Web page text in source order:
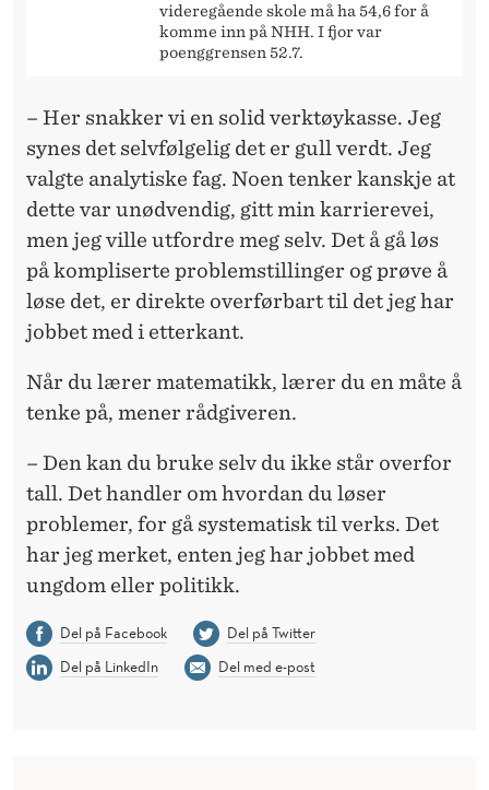
videregående skole må ha 54,6 for å
komme inn på NHH. I fjor var
poenggrensen 52.7.
– Her snakker vi en solid verktøykasse. Jeg
synes det selvfølgelig det er gull verdt. Jeg
valgte analytiske fag. Noen tenker kanskje at
dette var unødvendig, gitt min karrierevei,
men jeg ville utfordre meg selv. Det å gå løs
på kompliserte problemstillinger og prøve å
løse det, er direkte overførbart til det jeg har
jobbet med i etterkant.
Når du lærer matematikk, lærer du en måte å
tenke på, mener rådgiveren.
– Den kan du bruke selv du ikke står overfor
tall. Det handler om hvordan du løser
problemer, for gå systematisk til verks. Det
har jeg merket, enten jeg har jobbet med
ungdom eller politikk.
Del på Facebook
Del på Twitter
Del på LinkedIn
Del med e-post